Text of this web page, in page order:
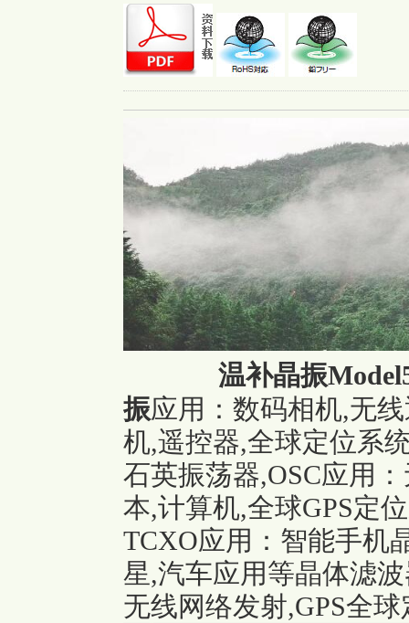
温补晶振
振应用：数码相机,无
机,遥控器,全球定位系
石英振荡器,OSC应用
本,计算机,全球GPS定
TCXO应用：智能手机
星,汽车应用等晶体滤
无线网络发射,GPS全